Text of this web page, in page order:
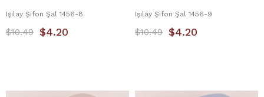
Işılay Şifon Şal 1456-8
$4.20
$10.49
Işılay Şifon Şal 1456-9
$4.20
$10.49